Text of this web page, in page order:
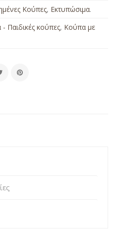
Κούπες, Εκτυπώσιμα.
Παιδικές κούπες, Κούπα με